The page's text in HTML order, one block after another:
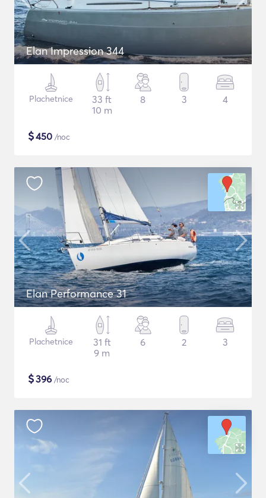
Elan Impression 344
Plachetnice
33 ft
10 m
8 3 4
$450 /noc
Elan Performance 31
Plachetnice
31 ft
9 m
6 2 3
$396 /noc